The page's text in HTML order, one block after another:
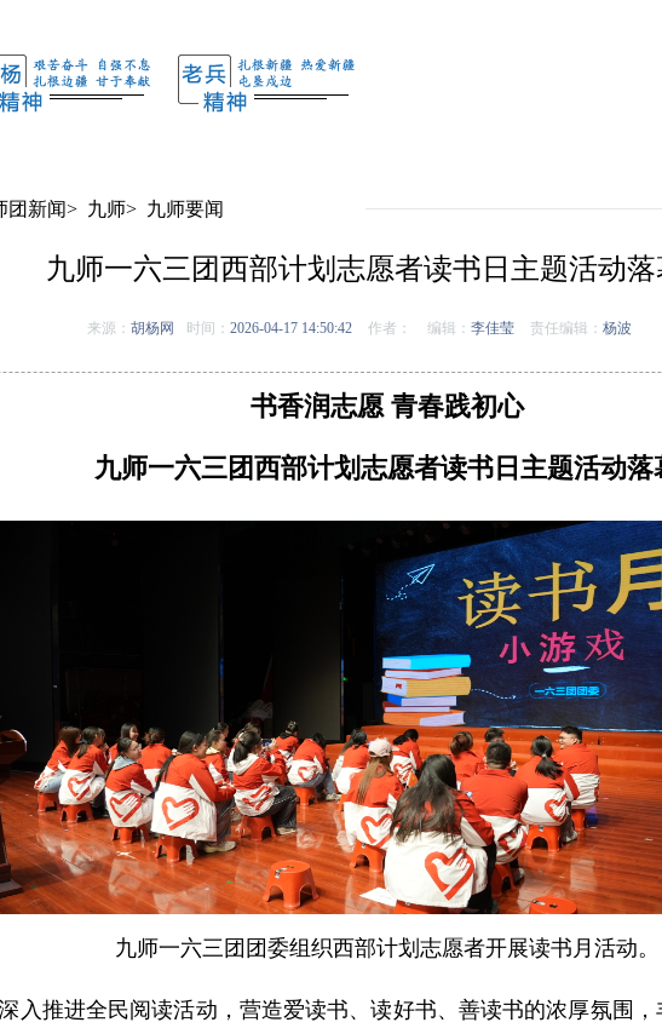
团新闻> 九师> 九师要闻
九师一六三团西部计划志愿者读书日主题活动落
来源： 胡杨网 时间： 2026-04-17 14:50:42 作者： 编辑： 李佳莹 责任编辑： 杨波
书香润志愿 青春践初心
九师一六三团西部计划志愿者读书日主题活动落
九师一六三团团委组织西部计划志愿者开展读书月活动。
入推进全民阅读活动，营造爱读书、读好书、善读书的浓厚氛围